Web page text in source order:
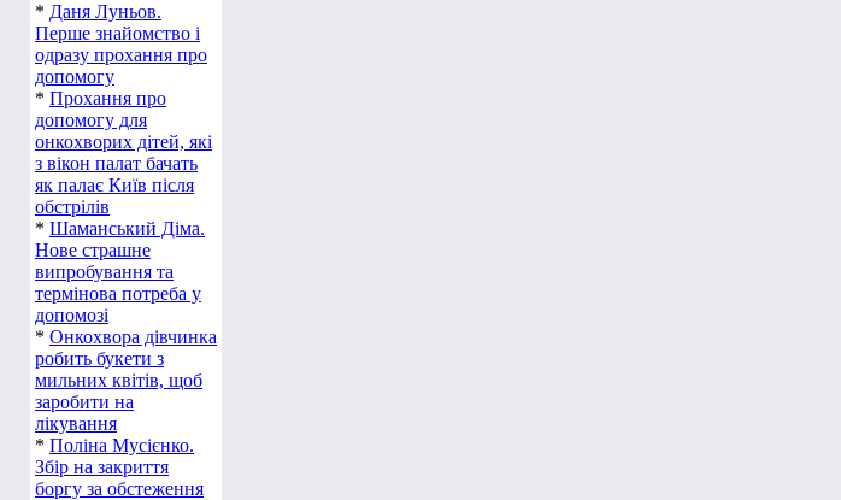
* Даня Луньов.
Перше знайомство і
одразу прохання про
допомогу
* Прохання про
допомогу для
онкохворих дітей, які
з вікон палат бачать
як палає Київ після
обстрілів
* Шаманський Діма.
Нове страшне
випробування та
термінова потреба у
допомозі
* Онкохвора дівчинка
робить букети з
мильних квітів, щоб
заробити на
лікування
* Поліна Мусієнко.
Збір на закриття
боргу за обстеження